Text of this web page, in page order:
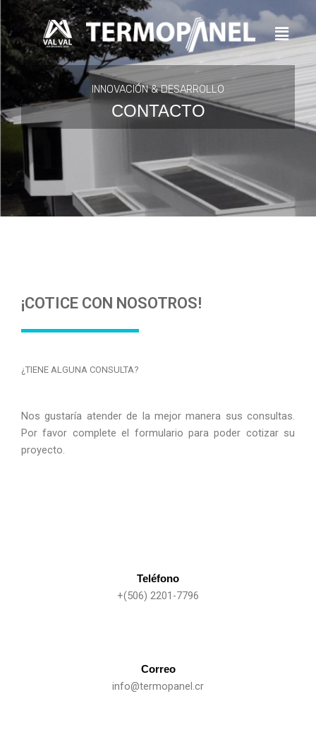
e
ir
contenido
INNOVACIÓN & DESARROLLO
CONTACTO
¡COTICE CON NOSOTROS!
¿TIENE ALGUNA CONSULTA?
Nos gustaría atender de la mejor manera sus consultas.
Por favor complete el formulario para poder cotizar su
proyecto.
Teléfono
+(506) 2201-7796
Correo
info@termopanel.cr